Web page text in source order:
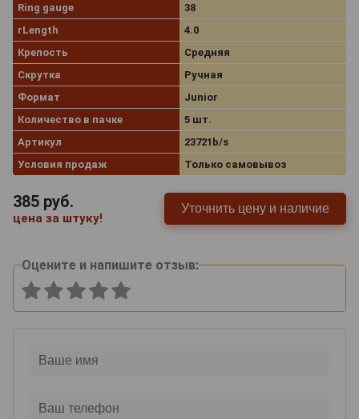
Ring gauge
38
rLength
4.0
Крепость
Средняя
Скрутка
Ручная
Формат
Junior
Количество в пачке
5 шт.
Артикул
23721b/s
Условия продаж
Только самовывоз
385 руб.
цена за штуку!
Уточнить цену и наличие
Оцените и напишите отзыв: